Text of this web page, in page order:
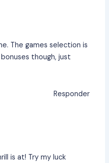
The games selection is
though, just
Responder
is at! Try my luck